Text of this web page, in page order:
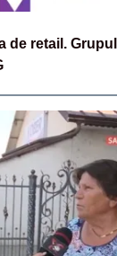
de retail.